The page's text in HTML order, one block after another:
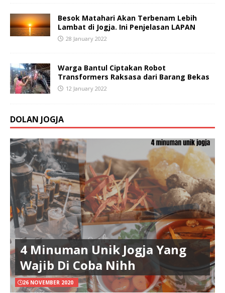
Besok Matahari Akan Terbenam Lebih
Lambat di Jogja. Ini Penjelasan LAPAN
28 January 2022
Warga Bantul Ciptakan Robot
Transformers Raksasa dari Barang Bekas
12 January 2022
DOLAN JOGJA
4 Minuman Unik Jogja Yang
Wajib Di Coba Nihh
26 NOVEMBER 2020